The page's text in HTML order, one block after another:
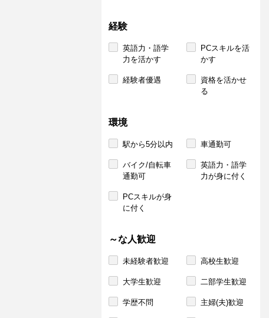
経験
英語力・語学
力を活かす
PCスキルを活
かす
経験者優遇
資格を活かせ
る
環境
駅から5分以内 車通勤可
バイク/自転車
通勤可
英語力・語学
力が身に付く
PCスキルが身
に付く
～な人歓迎
未経験者歓迎 高校生歓迎
大学生歓迎 二部学生歓迎
学歴不問 主婦(夫)歓迎